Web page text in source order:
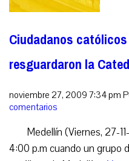
Ciudadanos
resguardaron la
noviembre 27, 2009 7:34 pm
comentarios
Medellín (Viernes, 27-
4:00 p.m cuando un grupo